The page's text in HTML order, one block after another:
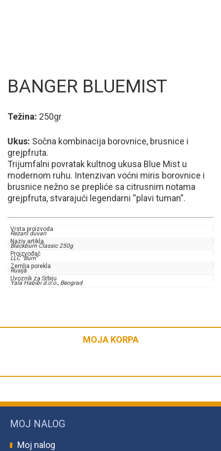
BANGER BLUEMIST
Težina: 250gr
Ukus: Sočna kombinacija borovnice, brusnice i
grejpfruta.
Trijumfalni povratak kultnog ukusa Blue Mist u
modernom ruhu. Intenzivan voćni miris borovnice i
brusnice nežno se prepliće sa citrusnim notama
grejpfruta, stvarajući legendarni “plavi tuman”.
Vrsta proizvoda
Rezani duvan
Naziv artikla
Blackburn Classic 250g
Proizvođač
LLC “Burn”
Zemlja porekla
Rusija
Uvoznik za Srbiju
Yala Habibi d.o.o., Beograd
MOJA KORPA
MOJ NALOG
Moj nalog